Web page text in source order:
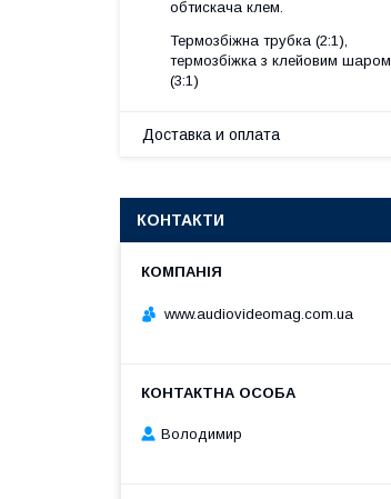
обтискача клем.
Термозбіжна трубка (2:1),
термозбіжка з клейовим шаром
(3:1)
Доставка и оплата
КОНТАКТИ
www.audiovideomag.com.ua
Володимир